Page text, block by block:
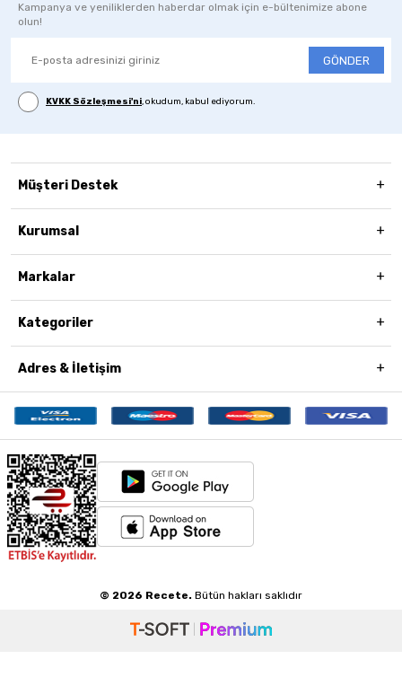
Kampanya ve yeniliklerden haberdar olmak için e-bültenimize abone
olun!
GÖNDER
KVKK Sözleşmesi'ni, okudum, kabul ediyorum.
Müşteri Destek
Kurumsal
Markalar
Kategoriler
Adres & İletişim
© 2026 Recete. Bütün hakları saklıdır